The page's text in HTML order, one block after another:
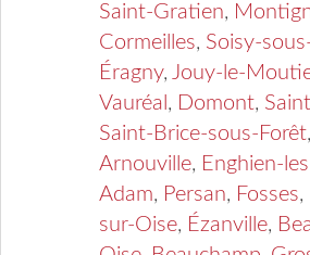
Saint-Gratien,
Cormeilles, Soisy-
Éragny, Jouy-le-
Vauréal , Domont,
Saint-Brice-sous-Forêt,
Arnouville, Enghien-
Adam, Persan, Fosses,
sur-Oise, Ézanville,